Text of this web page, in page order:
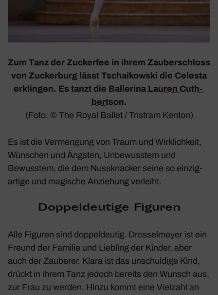
Zum Tanz der Zuckerfee in ihrem Zauber­schloss
von Zucker­burg lässt Tschai­kowski die Celesta
erklingen. Es tanzt die Balle­rina Lauren Cuth­
bertson.
(Foto: © The Royal Ballet / Tristram Kenton)
Es ist die Vermen­gung von Traum und Wirk­lich­keit,
Wünschen und Ängsten, Unbe­wusstem und
Bewusstem, die dem Nuss­kna­cker seine so einzig­
ar­tige und magi­sche Anzie­hung verleiht.
Doppel­deu­tige Figuren
Alle Figuren sind doppel­deutig. Dros­sel­meyer ist ein
Freund der Familie und Lieb­ling der Kinder, aber
auch der Zauberer. Klara ist das unschul­dige Kind,
drückt in ihrem Tanz jedoch bereits den Wunsch aus,
zur Frau zu werden. Hinzu kommt eine Viel­zahl an